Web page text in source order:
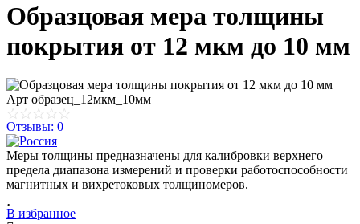
Образцовая мера толщины
покрытия от 12 мкм до 10 мм
Арт образец_12мкм_10мм
Отзывы: 0
Меры толщины предназначены для калибровки верхнего
предела диапазона измерений и проверки работоспособности
магнитных и вихретоковых толщиномеров.
В избранное